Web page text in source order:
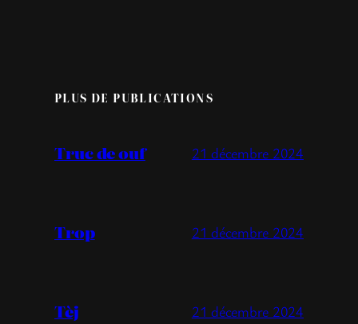
PLUS DE PUBLICATIONS
Truc de ouf 21 décembre 2024
Trop 21 décembre 2024
Tèj 21 décembre 2024